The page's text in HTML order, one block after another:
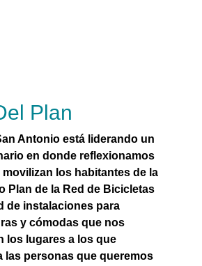
Plan
Antonio está liderando un
en donde reflexionamos
los habitantes de la
Plan de la Red de Bicicletas
de instalaciones para
y cómodas que nos
los lugares a los que
las personas que queremos